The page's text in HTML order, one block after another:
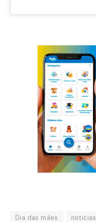
Dia das mães noticias